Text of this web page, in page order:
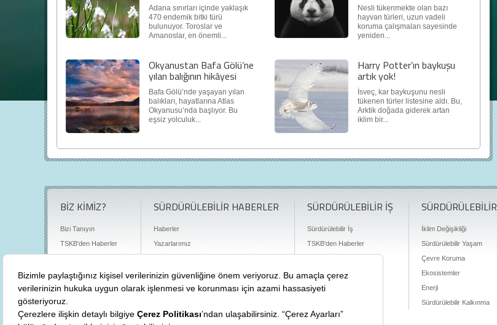
Adana sınırları içinde yaklaşık
470 endemik bitki türü
bulunuyor. Toroslar ve
Amanoslar, en önemli...
Nesli tükenmekte olan bazı
hayvan türleri, uzun vadeli
koruma çalışmaları sayesinde
yeniden...
Okyanustan Bafa Gölü’ne
yılan balığının hikâyesi
Bafa Gölü’nde yaşayan yılan
balıkları, hayatlarına Atlas
Okyanusu’nda başlıyor. Bu
eşsiz yolculuk...
Harry Potter’ın baykuşu
artık yok!
İsveç, kar baykuşunu nesli
tükenen türler listesine aldı. Bu,
Arktik doğada giderek artan
iklim bir...
BİZ KİMİZ?
Bizi Tanıyın
TSKB'den Haberler
Basın Odası
Bize Ulaşın
Politikalarımız
SÜRDÜRÜLEBİLİR HABERLER
Haberler
Yazarlarımız
Sürdürülebilirlik Kütüphanesi
Karbon Sayacı
SÜRDÜRÜLEBİLİR İŞ
Sürdürülebilir İş
TSKB'den Haberler
İklim Değişikliği
Sürdürülebilir Yaşam
Çevre Koruma
Ekosistemler
Enerji
Sürdürülebilir Kalkınma